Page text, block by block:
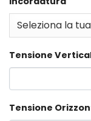
Tensione
Tensione